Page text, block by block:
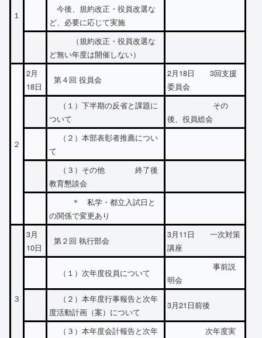
１
今後、規約改正・役員改選な
ど、必要に応じて実施
（規約改正・役員改選な
ど無い年度は開催しない）
２
2月
18日
第４回 役員会
2月18日 3回支援
委員会
（１）下半期の反省と課題に
ついて
その
後、役員総会
（２）本部表彰者推薦につい
て
（３）その他 終了後
教育懇談会
＊ 私学・都立入試日と
の関係で変更あり
３
3月
10日
第２回 執行部会
3月11日 一次対策
講座
（１）次年度役員について
事前説
明会
（２）本年度行事報告と次年
度活動計画（案）について
3月21日前後
（３）本年度会計報告と次年
次年度実